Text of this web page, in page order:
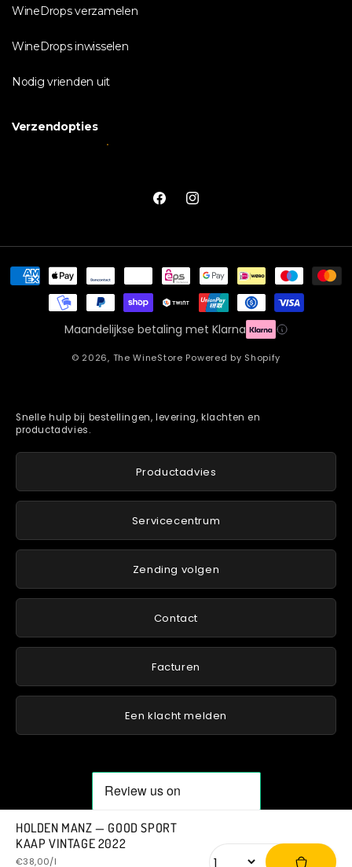
HOLDEN MANZ — GOOD SPORT
KAAP VINTAGE 2022
Normale
Aanbiedingsprijs
€38,00/l Aantal
WineDrops verzamelen
WineDrops inwisselen
Nodig vrienden uit
Verzendopties
FacebookInstagram
Betaalmethoden
Maandelijkse betaling met Klarna
© 2026, The WineStore Powered by Shopify
Snelle hulp bij bestellingen, levering, klachten en
productadvies.
Productadvies
Servicecentrum
Zending volgen
Contact
Facturen
Een klacht melden